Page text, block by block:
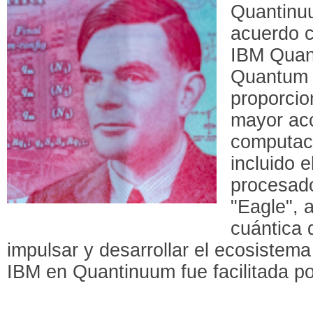
acuerdo
IBM
mayor
incluido
"Eagle",
cuántica
impulsar y desarrollar el
IBM en Quantinuum fue facilitada